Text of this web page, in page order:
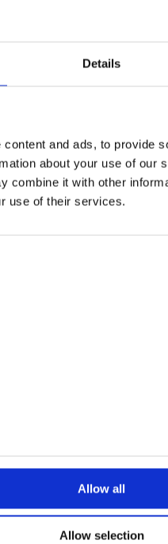
Details
and ads, to provide
about your use of our
combine it with other
use of their services.
Allow all
Allow selection
uns so schnell wie